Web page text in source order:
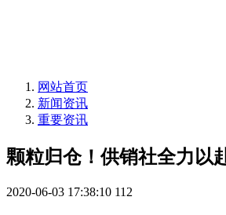
网站首页
新闻资讯
重要资讯
颗粒归仓！供销社全力以
2020-06-03 17:38:10 112